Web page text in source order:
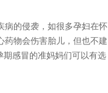
的侵袭，如很多孕妇在怀
药物会伤害胎儿，但也不建
期感冒的准妈妈们可以有选